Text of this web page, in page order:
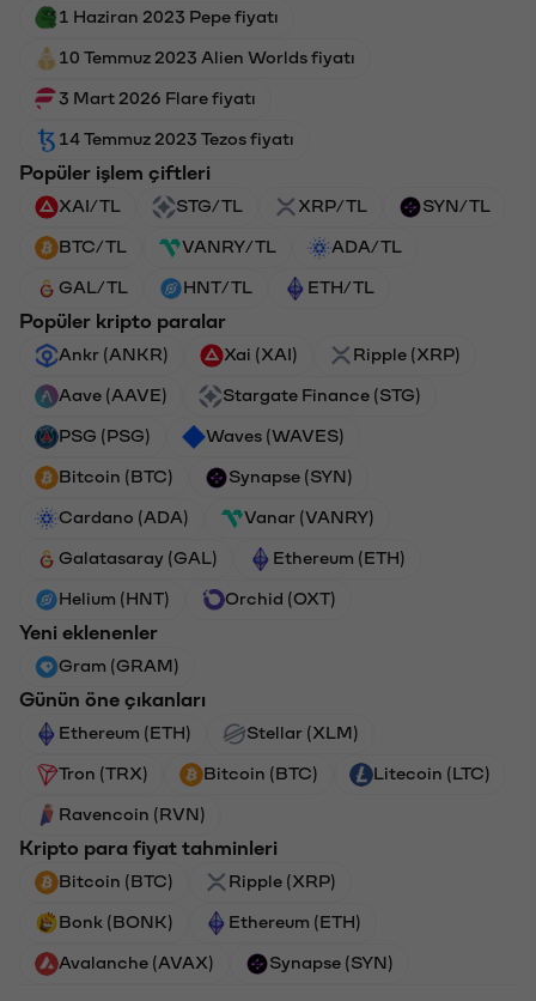
1 Haziran 2023 Pepe fiyatı
10 Temmuz 2023 Alien Worlds fiyatı
3 Mart 2026 Flare fiyatı
14 Temmuz 2023 Tezos fiyatı
Popüler işlem çiftleri
XAI/TL STG/TL XRP/TL SYN/TL
BTC/TL VANRY/TL ADA/TL
GAL/TL HNT/TL ETH/TL
Popüler kripto paralar
Ankr (ANKR) Xai (XAI) Ripple (XRP)
Aave (AAVE) Stargate Finance (STG)
PSG (PSG) Waves (WAVES)
Bitcoin (BTC) Synapse (SYN)
Cardano (ADA) Vanar (VANRY)
Galatasaray (GAL) Ethereum (ETH)
Helium (HNT) Orchid (OXT)
Yeni eklenenler
Gram (GRAM)
Günün öne çıkanları
Ethereum (ETH) Stellar (XLM)
Tron (TRX) Bitcoin (BTC) Litecoin (LTC)
Ravencoin (RVN)
Kripto para fiyat tahminleri
Bitcoin (BTC) Ripple (XRP)
Bonk (BONK) Ethereum (ETH)
Avalanche (AVAX) Synapse (SYN)